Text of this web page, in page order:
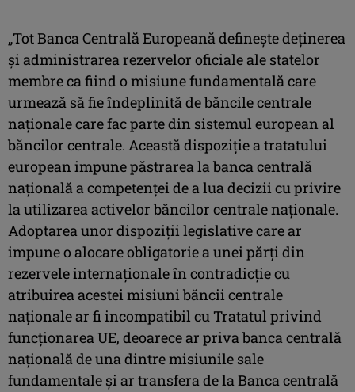
„Tot Banca Centrală Europeană defineşte deţinerea
şi administrarea rezervelor oficiale ale statelor
membre ca fiind o misiune fundamentală care
urmează să fie îndeplinită de băncile centrale
naţionale care fac parte din sistemul european al
băncilor centrale. Această dispoziţie a tratatului
european impune păstrarea la banca centrală
naţională a competenţei de a lua decizii cu privire
la utilizarea activelor băncilor centrale naţionale.
Adoptarea unor dispoziţii legislative care ar
impune o alocare obligatorie a unei părţi din
rezervele internaţionale în contradicţie cu
atribuirea acestei misiuni băncii centrale
naţionale ar fi incompatibil cu Tratatul privind
funcţionarea UE, deoarece ar priva banca centrală
naţională de una dintre misiunile sale
fundamentale şi ar transfera de la Banca centrală